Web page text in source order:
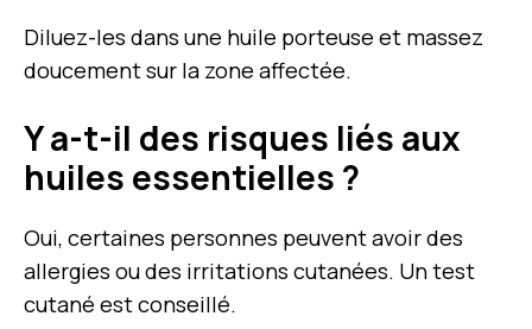
Diluez-les dans une huile porteuse et massez
doucement sur la zone affectée.
Y a-t-il des risques liés aux
huiles essentielles ?
Oui, certaines personnes peuvent avoir des
allergies ou des irritations cutanées. Un test
cutané est conseillé.